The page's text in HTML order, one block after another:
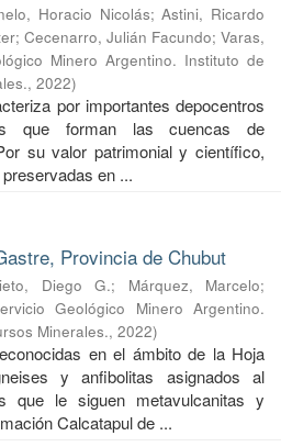
Horacio Nicolás;Astini, Ricardo
; Cecenarro, Julián Facundo; Varas,
Minero Argentino. Instituto de
, 2022)
por importantes depocentros
que forman las cuencas de
su valor patrimonial y cientíﬁco,
en ...
Provincia de Chubut
Diego G.; Márquez, Marcelo;
Geológico Minero Argentino.
Minerales., 2022)
en el ámbito de la Hoja
y anfibolitas asignados al
que le siguen metavulcanitas y
Calcatapul de ...